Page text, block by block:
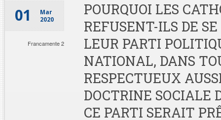
01
Mar
2020
Francamente 2
POURQUOI LES
REFUSENT-ILS DE
LEUR PARTI
NATIONAL, DANS
RESPECTUEUX
DOCTRINE SOCIALE
CE PARTI SERAIT